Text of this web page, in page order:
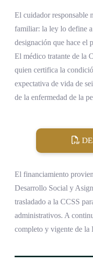
El cuidador responsable
familiar: la ley lo define
designación que hace el
El médico tratante de la
quien certifica la
expectativa de vida de
de la enfermedad de la
El financiamiento
Desarrollo Social y
trasladado a la CCSS
administrativos. A
completo y vigente de la